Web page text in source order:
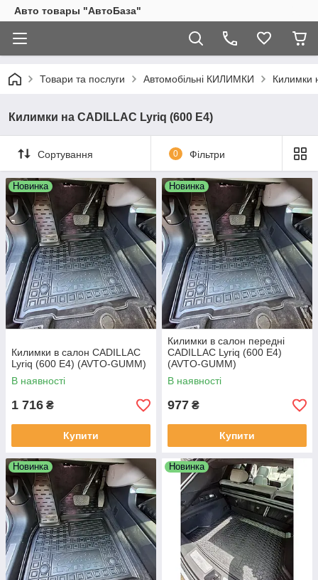
Авто товары "АвтоБаза"
Товари та послуги Автомобільні КИЛИМКИ Килимки
Килимки на CADILLAC Lyriq (600 E4)
Сортування 0 Фільтри
Новинка
Килимки в салон CADILLAC
Lyriq (600 E4) (AVTO-GUMM)
В наявності
1 716 ₴
Купити
Новинка
Килимки в салон передні
CADILLAC Lyriq (600 E4)
(AVTO-GUMM)
В наявності
977 ₴
Купити
Новинка Новинка